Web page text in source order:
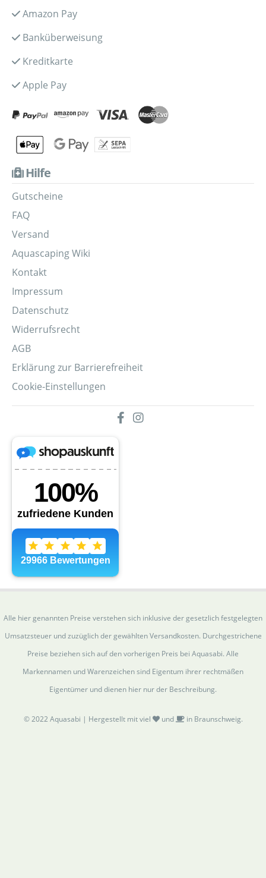
Amazon Pay
Banküberweisung
Kreditkarte
Apple Pay
Hilfe
Gutscheine
FAQ
Versand
Aquascaping Wiki
Kontakt
Impressum
Datenschutz
Widerrufsrecht
AGB
Erklärung zur Barrierefreiheit
Cookie-Einstellungen
Alle hier genannten Preise verstehen sich inklusive der gesetzlich festgelegten
Umsatzsteuer und zuzüglich der gewählten Versandkosten. Durchgestrichene
Preise beziehen sich auf den vorherigen Preis bei Aquasabi. Alle
Markennamen und Warenzeichen sind Eigentum ihrer rechtmäßen
Eigentümer und dienen hier nur der Beschreibung.
© 2022 Aquasabi | Hergestellt mit viel und in Braunschweig.